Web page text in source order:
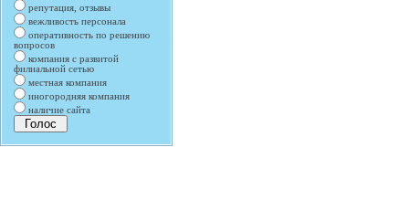
репутация, отзывы
вежливость персонала
оперативность по решению
вопросов
компания с развитой
филиальной сетью
местная компания
иногородняя компания
наличие сайта